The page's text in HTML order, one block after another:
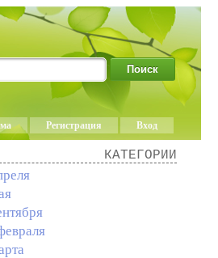
Регистрация Вход
КАТЕГОРИИ